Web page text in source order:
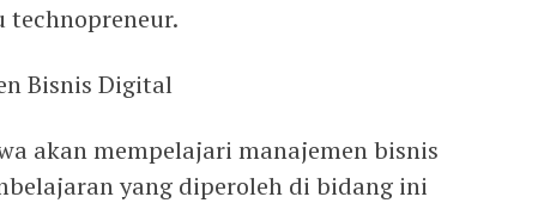
technopreneur.
Bisnis Digital
akan mempelajari manajemen bisnis
yang diperoleh di bidang ini